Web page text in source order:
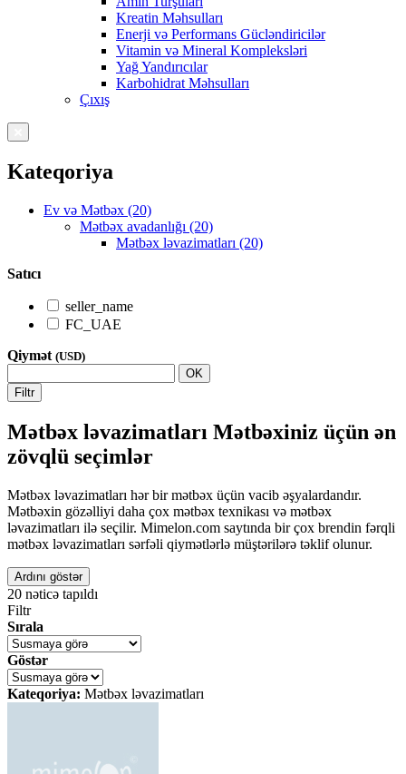
Kreatin Məhsulları
Enerji və Performans Gücləndiricilər
Vitamin və Mineral Kompleksləri
Yağ Yandırıcılar
Karbohidrat Məhsulları
Çıxış
Kateqoriya
Ev və Mətbəx (20)
Mətbəx avadanlığı (20)
Mətbəx ləvazimatları (20)
Satıcı
seller_name
FC_UAE
Qiymət (USD)
OK
Filtr
Mətbəx ləvazimatları Mətbəxiniz üçün ən
zövqlü seçimlər
Mətbəx ləvazimatları hər bir mətbəx üçün vacib əşyalardandır.
Mətbəxin gözəlliyi daha çox mətbəx texnikası və mətbəx
ləvazimatları ilə seçilir. Mimelon.com saytında bir çox brendin fərqli
mətbəx ləvazimatları sərfəli qiymətlərlə müştərilərə təklif olunur.
Ardını göstər
20 nəticə tapıldı
Filtr
Sırala
Göstər
Kateqoriya: Mətbəx ləvazimatları